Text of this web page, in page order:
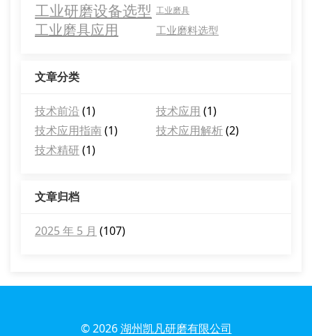
工业研磨设备选型 工业磨具
工业磨具应用 工业磨料选型
文章分类
技术前沿 (1) 技术应用 (1)
技术应用指南(1) 技术应用解析(2)
技术精研 (1)
文章归档
2025 年 5 月 (107)
© 2026湖州凯凡研磨有限公司